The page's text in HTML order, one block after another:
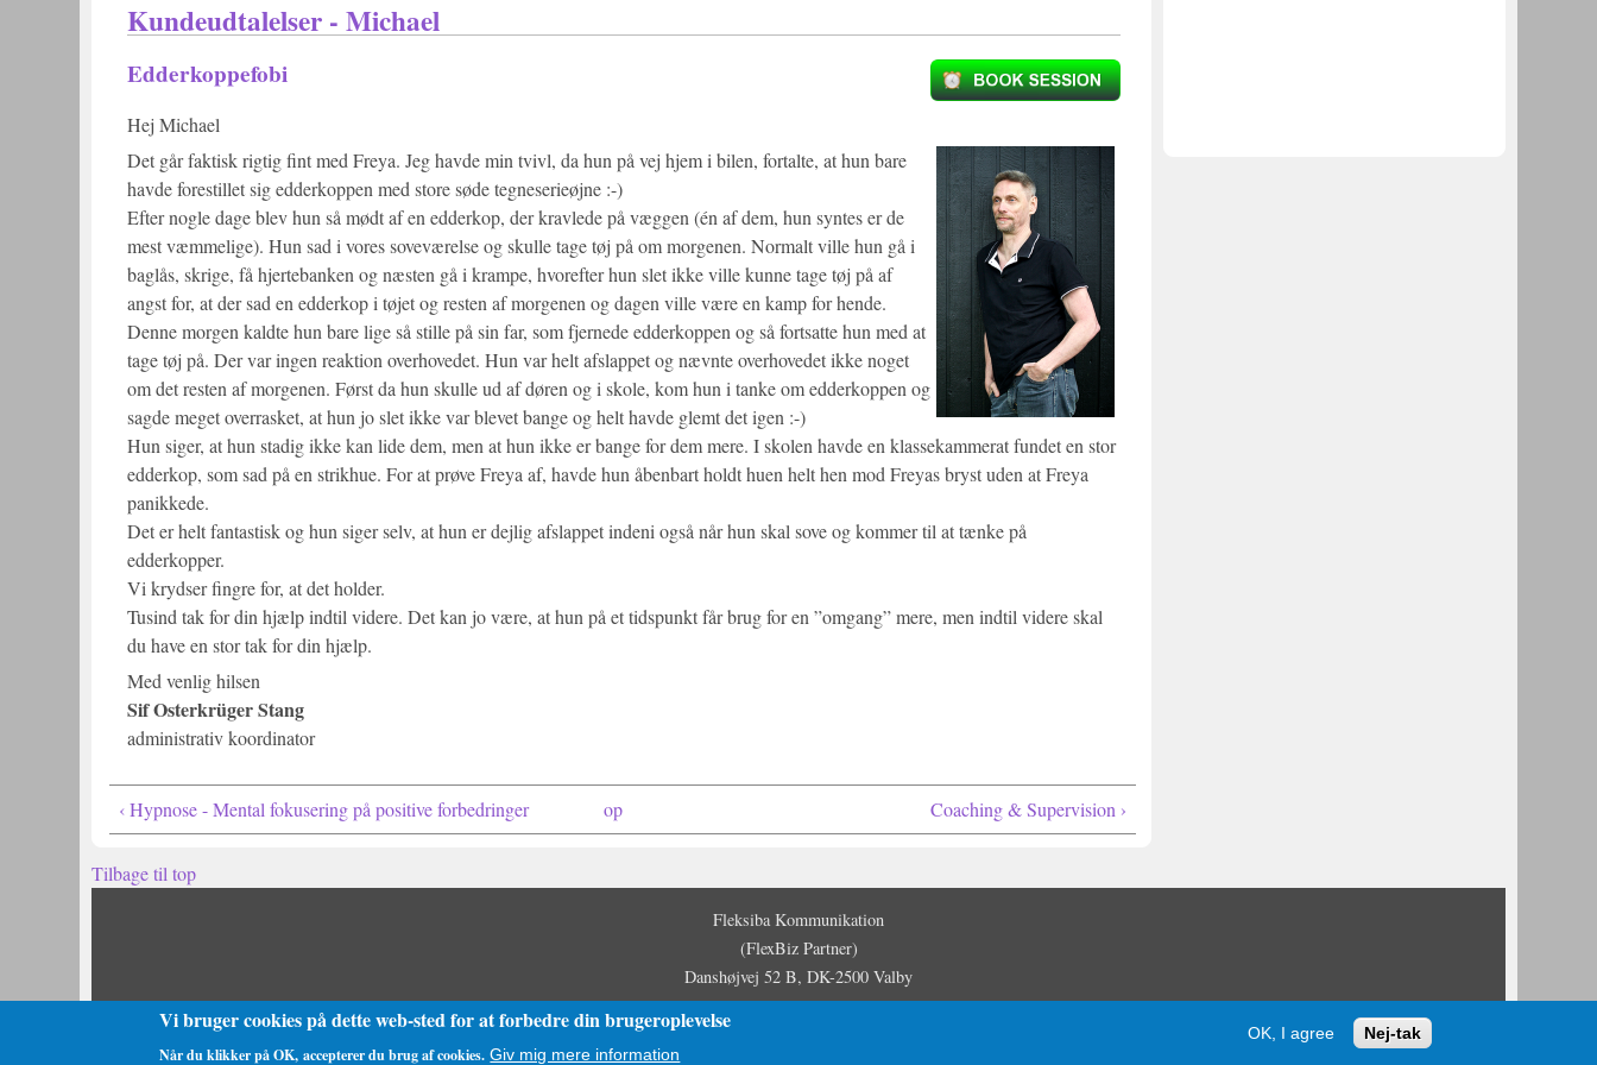
Vi bruger cookies på dette web-sted for at forbedre din brugeroplevelse
Når du klikker på OK, accepterer du brug af cookies. Giv mig mere information
OK, I agree Nej-tak
Kundeudtalelser - Michael
Edderkoppefobi
Hej Michael
Det går faktisk rigtig fint med Freya. Jeg havde min tvivl, da hun på vej hjem i bilen, fortalte, at hun bare
havde forestillet sig edderkoppen med store søde tegneserieøjne :-)
Efter nogle dage blev hun så mødt af en edderkop, der kravlede på væggen (én af dem, hun syntes er de
mest væmmelige). Hun sad i vores soveværelse og skulle tage tøj på om morgenen. Normalt ville hun gå i
baglås, skrige, få hjertebanken og næsten gå i krampe, hvorefter hun slet ikke ville kunne tage tøj på af
angst for, at der sad en edderkop i tøjet og resten af morgenen og dagen ville være en kamp for hende.
Denne morgen kaldte hun bare lige så stille på sin far, som fjernede edderkoppen og så fortsatte hun med at
tage tøj på. Der var ingen reaktion overhovedet. Hun var helt afslappet og nævnte overhovedet ikke noget
om det resten af morgenen. Først da hun skulle ud af døren og i skole, kom hun i tanke om edderkoppen og
sagde meget overrasket, at hun jo slet ikke var blevet bange og helt havde glemt det igen :-)
Hun siger, at hun stadig ikke kan lide dem, men at hun ikke er bange for dem mere. I skolen havde en klassekammerat fundet en stor
edderkop, som sad på en strikhue. For at prøve Freya af, havde hun åbenbart holdt huen helt hen mod Freyas bryst uden at Freya
panikkede.
Det er helt fantastisk og hun siger selv, at hun er dejlig afslappet indeni også når hun skal sove og kommer til at tænke på
edderkopper.
Vi krydser fingre for, at det holder.
Tusind tak for din hjælp indtil videre. Det kan jo være, at hun på et tidspunkt får brug for en ”omgang” mere, men indtil videre skal
du have en stor tak for din hjælp.
Med venlig hilsen
Sif Osterkrüger Stang
administrativ koordinator
‹ Hypnose - Mental fokusering på positive forbedringer op Coaching & Supervision ›
Tilbage til top
Fleksiba Kommunikation
(FlexBiz Partner)
Danshøjvej 52 B, DK-2500 Valby
Copyright © Fleksiba Kommunikation / Flexible Business Group, 2009-2026.